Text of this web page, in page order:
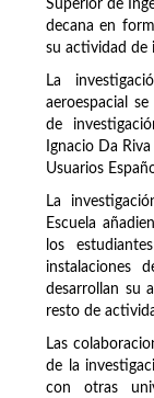
Superior de
decana en
su actividad de
La
aeroespacial
de
Ignacio Da
Usuarios
La
Escuela
los
instalaciones
desarrollan su
resto de
Las
de la
con otras